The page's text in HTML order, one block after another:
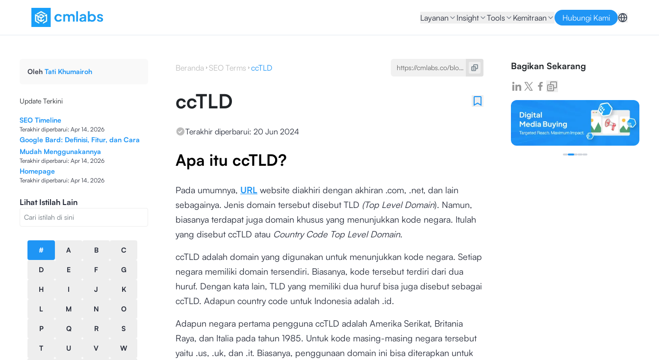
Layanan Insight Tools Kemitraan Hubungi Kami
Oleh Tati Khumairoh
Update Terkini
SEO Timeline
Terakhir diperbarui: Apr 14, 2026
Google Bard: Definisi, Fitur, dan Cara
Mudah Menggunakannya
Terakhir diperbarui: Apr 14, 2026
Homepage
Terakhir diperbarui: Apr 14, 2026
Lihat Istilah Lain
# A B C
D E F G
H I J K
L M N O
P Q R S
T U V W
Beranda SEO Terms ccTLD
ccTLD
Terakhir diperbarui: 20 Jun 2024
Apa itu ccTLD?
Pada umumnya, URLwebsite diakhiri dengan akhiran .com, .net, dan lain
sebagainya. Jenis domain tersebut disebut TLD (Top Level Domain). Namun,
biasanya terdapat juga domain khusus yang menunjukkan kode negara. Itulah
yang disebut ccTLD atau Country Code Top Level Domain.
ccTLD adalah domain yang digunakan untuk menunjukkan kode negara. Setiap
negara memiliki domain tersendiri. Biasanya, kode tersebut terdiri dari dua
huruf. Dengan kata lain, TLD yang memiliki dua huruf bisa juga disebut sebagai
ccTLD. Adapun country code untuk Indonesia adalah .id.
Adapun negara pertama pengguna ccTLD adalah Amerika Serikat, Britania
Raya, dan Italia pada tahun 1985. Untuk kode masing-masing negara tersebut
yaitu .us, .uk, dan .it. Biasanya, penggunaan domain ini bisa diterapkan untuk
Bagikan Sekarang